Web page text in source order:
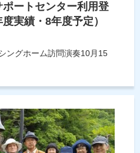
ートセンター利用登
実績・8年度予定）
グホーム訪問演奏10月15